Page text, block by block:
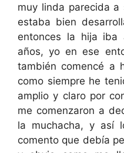
muy linda parecida
estaba bien
entonces la hija iba
años, yo en ese
también comencé a
como siempre he
amplio y claro por
me comenzaron a
la muchacha, y así
comento que debía